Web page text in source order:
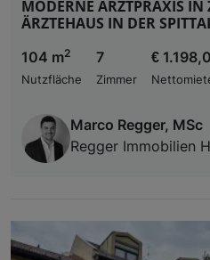
MODERNE ARZTPRAXIS IN
ÄRZTEHAUS IN DER
104 m2
Nutzfläche
7
Zimmer
€
Marco Regger, MSc
Regger Immobilien